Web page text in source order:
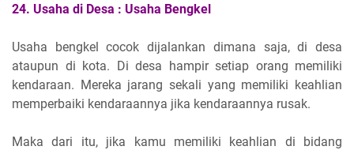
24. Usaha di Desa : Usaha Bengkel
Usaha bengkel cocok dijalankan dimana saja, di desa
ataupun di kota. Di desa hampir setiap orang memiliki
kendaraan. Mereka jarang sekali yang memiliki keahlian
memperbaiki kendaraannya jika kendaraannya rusak.
Maka dari itu, jika kamu memiliki keahlian di bidang